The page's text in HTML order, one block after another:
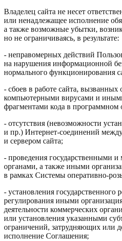
Владелец сайта не несет
или ненадлежащее исполнение
а также возможные убытки,
но не ограничиваясь, в результате:
- неправомерных действий
на нарушения информационной
нормального функционирования
- сбоев в работе сайта,
компьютерными вирусами и
фрагментами кода в программном
- отсутствия (невозможности
и пр.) Интернет-соединений
и сервером сайта;
- проведения государственными
органами, а также иными
в рамках Системы оперативно-
- установления государственного
регулирования иными
деятельности коммерческих
или установления указанными
ограничений, затрудняющих или
исполнение Соглашения;